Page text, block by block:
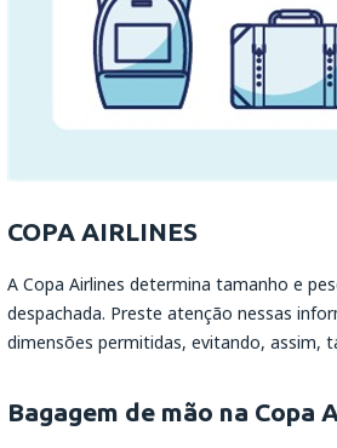
COPA AIRLINES
A Copa Airlines determina tamanho e
despachada. Preste atenção nessas
dimensões permitidas, evitando, assim,
Bagagem de mão na Copa